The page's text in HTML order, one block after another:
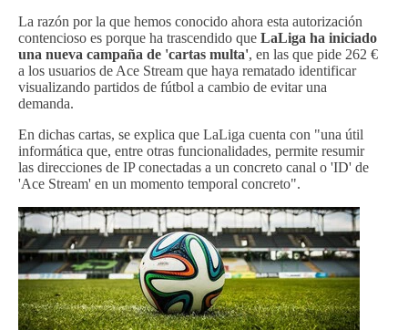
La razón por la que hemos conocido ahora esta autorización
contencioso es porque ha trascendido que LaLiga ha iniciado
una nueva campaña de 'cartas multa', en las que pide 262 €
a los usuarios de Ace Stream que haya rematado identificar
visualizando partidos de fútbol a cambio de evitar una
demanda.
En dichas cartas, se explica que LaLiga cuenta con "una útil
informática que, entre otras funcionalidades, permite resumir
las direcciones de IP conectadas a un concreto canal o 'ID' de
'Ace Stream' en un momento temporal concreto".